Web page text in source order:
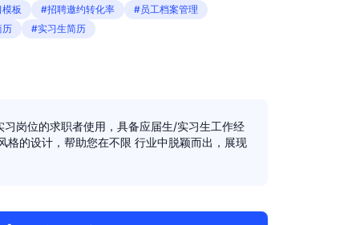
板 #招聘邀约转化率
#员工档案管理
历 #实习生简历
岗位的求职者使用，具备应届生/实习生工作经
格的设计，帮助您在不限 行业中脱颖而出，展现